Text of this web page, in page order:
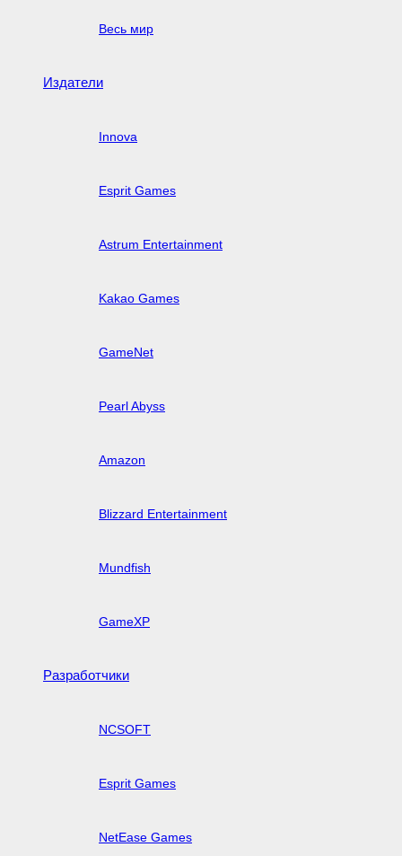
Весь мир
Издатели
Innova
Esprit Games
Astrum Entertainment
Kakao Games
GameNet
Pearl Abyss
Amazon
Blizzard Entertainment
Mundfish
GameXP
Разработчики
NCSOFT
Esprit Games
NetEase Games